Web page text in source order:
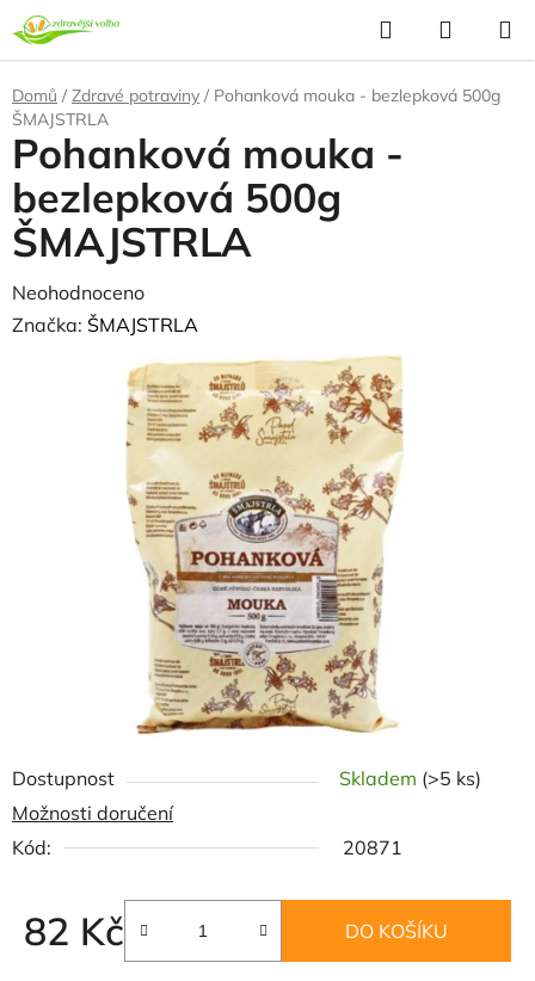
Přejít
na
obsah
Hledat
KOŠÍK
Domů / Zdravé potraviny / Pohanková mouka - bezlepková 500g
ŠMAJSTRLA
Dostupnost Skladem (>5 ks)
Možnosti doručení
Kód:
20871
82 Kč
Měrná cena:
DO KOŠÍKU
Pohanková mouka -
bezlepková 500g
ŠMAJSTRLA
Průměrné
hodnocení
Neohodnoceno
Značka: ŠMAJSTRLA